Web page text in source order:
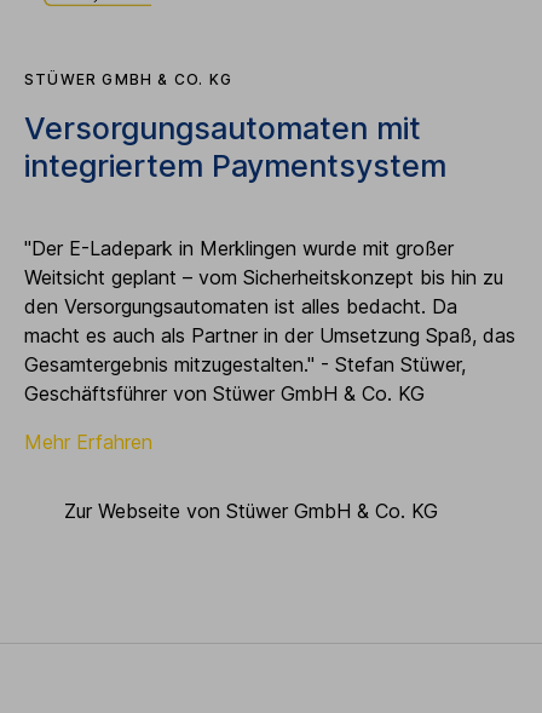
STÜWER GMBH & CO. KG
Versorgungsautomaten mit
integriertem Paymentsystem
"Der E-Ladepark in Merklingen wurde mit großer
Weitsicht geplant – vom Sicherheitskonzept bis hin zu
den Versorgungsautomaten ist alles bedacht. Da
macht es auch als Partner in der Umsetzung Spaß, das
Gesamtergebnis mitzugestalten." - Stefan Stüwer,
Geschäftsführer von Stüwer GmbH & Co. KG
Mehr Erfahren
Zur Webseite von Stüwer GmbH & Co. KG